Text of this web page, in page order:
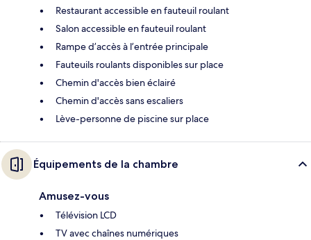
Restaurant accessible en fauteuil roulant
Salon accessible en fauteuil roulant
Rampe d’accès à l’entrée principale
Fauteuils roulants disponibles sur place
Chemin d'accès bien éclairé
Chemin d'accès sans escaliers
Lève-personne de piscine sur place
Équipements de la chambre
Amusez-vous
Télévision LCD
TV avec chaînes numériques